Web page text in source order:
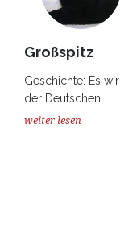
Großspitz
Geschichte: Es
der Deutschen ...
weiter lesen